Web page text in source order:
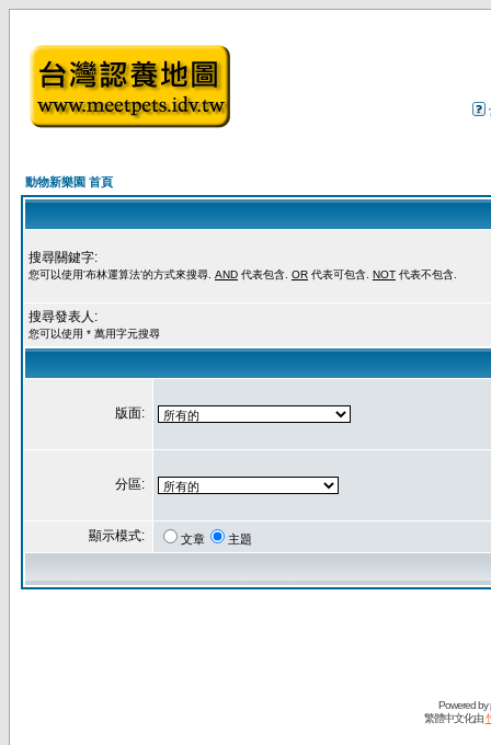
動物新樂園 首頁
搜尋關鍵字:
您可以使用'布林運算法'的方式來搜尋. AND 代表包含. OR 代表可包含. NOT 代表不包含.
搜尋發表人:
您可以使用 * 萬用字元搜尋
版面:
分區:
顯示模式: 文章 主題
Powered by
繁體中文化由